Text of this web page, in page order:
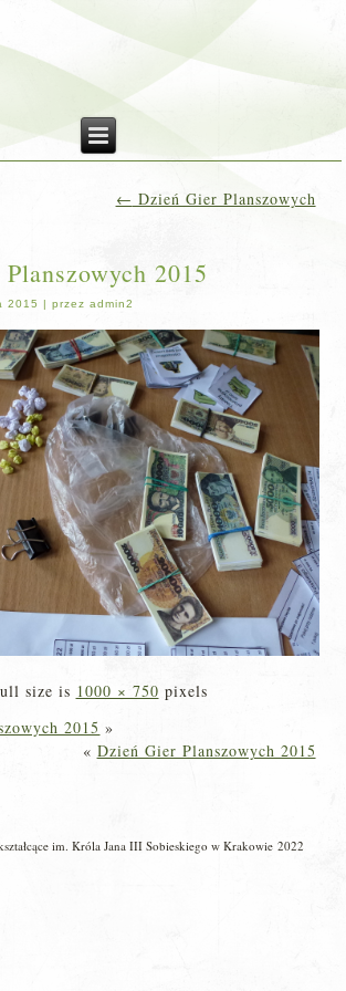
← Dzień Gier Planszowych
2015
2015 |przez admin2
size is 1000 × 750 pixels
2015 »
« Dzień Gier Planszowych 2015
im. Króla Jana III Sobieskiego w Krakowie 2022